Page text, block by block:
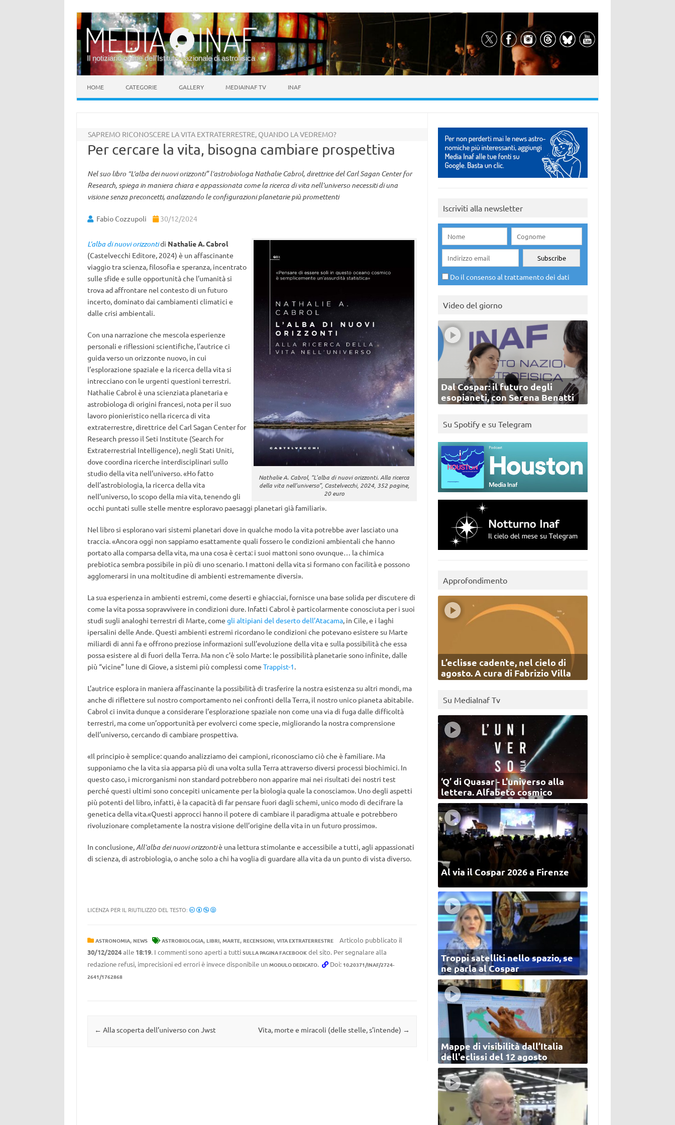
Il notiziario online dell’Istituto nazionale di astrofisica
HOME CATEGORIE GALLERY MEDIAINAF TV INAF
SAPREMO RICONOSCERE LA VITA EXTRATERRESTRE, QUANDO LA VEDREMO?
Per cercare la vita, bisogna cambiare prospettiva
Nel suo libro “L‘alba dei nuovi orizzonti” l‘astrobiologa Nathalie Cabrol, direttrice del Carl Sagan Center for
Research, spiega in maniera chiara e appassionata come la ricerca di vita nell’universo necessiti di una
visione senza preconcetti, analizzando le configurazioni planetarie più promettenti
Fabio Cozzupoli 30/12/2024
Nathalie A. Cabrol, “L’alba di nuovi orizzonti. Alla ricerca
della vita nell’universo”, Castelvecchi, 2024, 352 pagine,
20 euro
L’alba di nuovi orizzontidi Nathalie A. Cabrol
(Castelvecchi Editore, 2024) è un affascinante
viaggio tra scienza, filosofia e speranza, incentrato
sulle sfide e sulle opportunità che l’umanità si
trova ad affrontare nel contesto di un futuro
incerto, dominato dai cambiamenti climatici e
dalle crisi ambientali.
Con una narrazione che mescola esperienze
personali e riflessioni scientifiche, l’autrice ci
guida verso un orizzonte nuovo, in cui
l’esplorazione spaziale e la ricerca della vita si
intrecciano con le urgenti questioni terrestri.
Nathalie Cabrol è una scienziata planetaria e
astrobiologa di origini francesi, nota per il suo
lavoro pionieristico nella ricerca di vita
extraterrestre, direttrice del Carl Sagan Center for
Research presso il Seti Institute (Search for
Extraterrestrial Intelligence), negli Stati Uniti,
dove coordina ricerche interdisciplinari sullo
studio della vita nell’universo. «Ho fatto
dell’astrobiologia, la ricerca della vita
nell’universo, lo scopo della mia vita, tenendo gli
occhi puntati sulle stelle mentre esploravo paesaggi planetari già familiari».
Nel libro si esplorano vari sistemi planetari dove in qualche modo la vita potrebbe aver lasciato una
traccia. «Ancora oggi non sappiamo esattamente quali fossero le condizioni ambientali che hanno
portato alla comparsa della vita, ma una cosa è certa: i suoi mattoni sono ovunque… la chimica
prebiotica sembra possibile in più di uno scenario. I mattoni della vita si formano con facilità e possono
agglomerarsi in una moltitudine di ambienti estremamente diversi».
La sua esperienza in ambienti estremi, come deserti e ghiacciai, fornisce una base solida per discutere di
come la vita possa sopravvivere in condizioni dure. Infatti Cabrol è particolarmente conosciuta per i suoi
studi sugli analoghi terrestri di Marte, come gli altipiani del deserto dell’Atacama, in Cile, e i laghi
ipersalini delle Ande. Questi ambienti estremi ricordano le condizioni che potevano esistere su Marte
miliardi di anni fa e offrono preziose informazioni sull’evoluzione della vita e sulla possibilità che essa
possa esistere al di fuori della Terra. Ma non c’è solo Marte: le possibilità planetarie sono infinite, dalle
più “vicine” lune di Giove, a sistemi più complessi come Trappist-1.
L’autrice esplora in maniera affascinante la possibilità di trasferire la nostra esistenza su altri mondi, ma
anche di riflettere sul nostro comportamento nei confronti della Terra, il nostro unico pianeta abitabile.
Cabrol ci invita dunque a considerare l’esplorazione spaziale non come una via di fuga dalle difficoltà
terrestri, ma come un’opportunità per evolverci come specie, migliorando la nostra comprensione
dell’universo, cercando di cambiare prospettiva.
«Il principio è semplice: quando analizziamo dei campioni, riconosciamo ciò che è familiare. Ma
supponiamo che la vita sia apparsa più di una volta sulla Terra attraverso diversi processi biochimici. In
questo caso, i microrganismi non standard potrebbero non apparire mai nei risultati dei nostri test
perché questi ultimi sono concepiti unicamente per la biologia quale la conosciamo». Uno degli aspetti
più potenti del libro, infatti, è la capacità di far pensare fuori dagli schemi, unico modo di decifrare la
genetica della vita.«Questi approcci hanno il potere di cambiare il paradigma attuale e potrebbero
rivoluzionare completamente la nostra visione dell’origine della vita in un futuro prossimo».
In conclusione,All’alba dei nuovi orizzontiè una lettura stimolante e accessibile a tutti, agli appassionati
di scienza, di astrobiologia, o anche solo a chi ha voglia di guardare alla vita da un punto di vista diverso.
LICENZA PER IL RIUTILIZZO DEL TESTO:
ASTRONOMIA, NEWS ASTROBIOLOGIA, LIBRI, MARTE, RECENSIONI, VITA EXTRATERRESTRE
Articolo pubblicato il
30/12/2024alle 18:19. I commenti sono aperti a tutti SULLA PAGINA FACEBOOKdel sito. Per segnalare alla
redazione refusi, imprecisioni ed errori è invece disponibile un MODULO DEDICATO. Doi: 10.20371/INAF/2724-
2641/1762868
Navigazione articolo
← Alla scoperta dell’universo con Jwst Vita, morte e miracoli (delle stelle, s’intende) →
Iscriviti alla newsletter
Do il consenso al trattamento dei dati
Video del giorno
Dal Cospar: il futuro degli
esopianeti, con Serena Benatti
Su Spotify e su Telegram
Approfondimento
L’eclisse cadente, nel cielo di
agosto. A cura di Fabrizio Villa
Su MediaInaf Tv
‘Q’ di Quasar - L'universo alla
lettera. Alfabeto cosmico
Al via il Cospar 2026 a Firenze
Troppi satelliti nello spazio, se
ne parla al Cospar
Mappe di visibilità dall’Italia
dell'eclissi del 12 agosto